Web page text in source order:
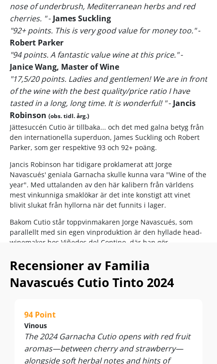
nose of underbrush, Mediterranean herbs and red
cherries. "- James Suckling
"92+ points. This is very good value for money too."-
Robert Parker
"94 points. A fantastic value wine at this price."-
Janice Wang, Master of Wine
"17,5/20 points. Ladies and gentlemen! We are in front
of the wine with the best quality/price ratio I have
tasted in a long, long time. It is wonderful! "- Jancis
Robinson (obs. tidl. årg.)
Jättesuccén Cutio är tillbaka... och det med galna betyg från
den internationella superduon, James Suckling och Robert
Parker, som ger respektive 93 och 92+ poäng.
Jancis Robinson har tidigare proklamerat att Jorge
Navascués' geniala Garnacha skulle kunna vara "Wine of the
year". Med uttalanden av den här kalibern från världens
mest vinkunniga smaklökar är det inte konstigt att vinet
blivit slukat från hyllorna när det funnits i lager.
Bakom Cutio står toppvinmakaren Jorge Navascués, som
parallellt med sin egen vinproduktion är den hyllade head-
winemaker hos Viñedos del Contino, där han gör
Cutio är hans eget hjärtebarn – skapat på 85 % Grenache
och 15 % Carignan från 60 år gamla buskvinstockar i
högbelägna Cariñena – Jorges älskade hemtrakter:
a mini paradise filled with incredible vineyards.”
Navascués
Resultatet bekräftar hypen... Cutio 2024 är enligt Jorge själv
bättre än både 2022 och 2023 eftersom man upplevde
Recensioner av Familia
Navascués Cutio Tinto 2024
94 Point
Vinous
The 2024 Garnacha Cutio opens with red fruit
aromas—between cherry and strawberry—
alongside soft herbal notes and hints of